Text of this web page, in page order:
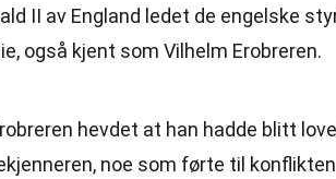
II av England ledet de engelske
også kjent som Vilhelm Erobreren.
hevdet at han hadde blitt
noe som førte til